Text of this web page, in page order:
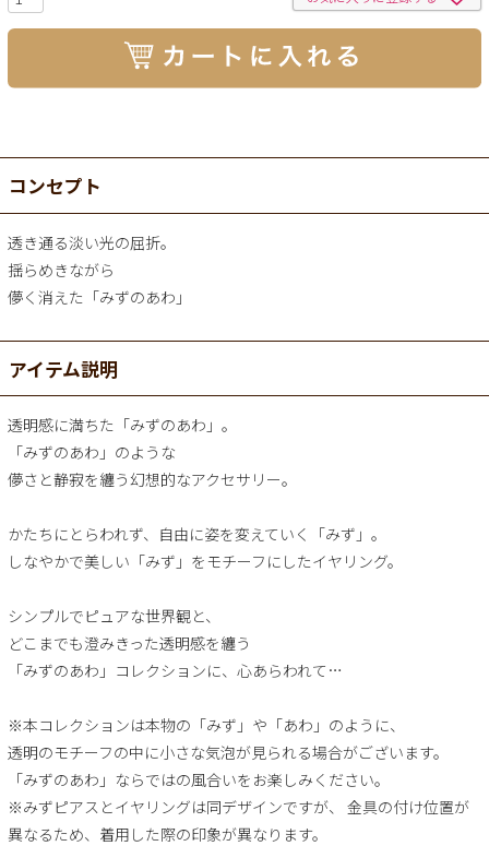
コンセプト
透き通る淡い光の屈折。
揺らめきながら
儚く消えた「みずのあわ」
アイテム説明
透明感に満ちた「みずのあわ」。
「みずのあわ」のような
儚さと静寂を纏う幻想的なアクセサリー。
かたちにとらわれず、自由に姿を変えていく「みず」。
しなやかで美しい「みず」をモチーフにしたイヤリング。
シンプルでピュアな世界観と、
どこまでも澄みきった透明感を纏う
「みずのあわ」コレクションに、心あらわれて…
※本コレクションは本物の「みず」や「あわ」のように、
透明のモチーフの中に小さな気泡が見られる場合がございます。
「みずのあわ」ならではの風合いをお楽しみください。
※みずピアスとイヤリングは同デザインですが、 金具の付け位置が
異なるため、着用した際の印象が異なります。